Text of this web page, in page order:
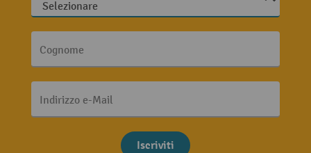
Cognome
Indirizzo e-Mail
Iscriviti